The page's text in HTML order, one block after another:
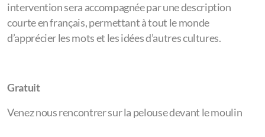
intervention sera accompagnée par une description
courte en français, permettant à tout le monde
d’apprécier les mots et les idées d’autres cultures.
Gratuit
Venez nous rencontrer sur la pelouse devant le moulin